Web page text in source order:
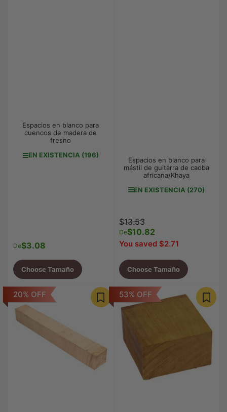
Espacios en blanco para
cuencos de madera de
fresno
EN EXISTENCIA (196)
Precio
regular
De$3.08
Choose Tamaño
Espacios en blanco para
mástil de guitarra de caoba
africana/Khaya
EN EXISTENCIA (270)
Precio
regular
$13.53Precio
de
venta
De$10.82
You saved $2.71
Choose Tamaño
20% OFF 53% OFF